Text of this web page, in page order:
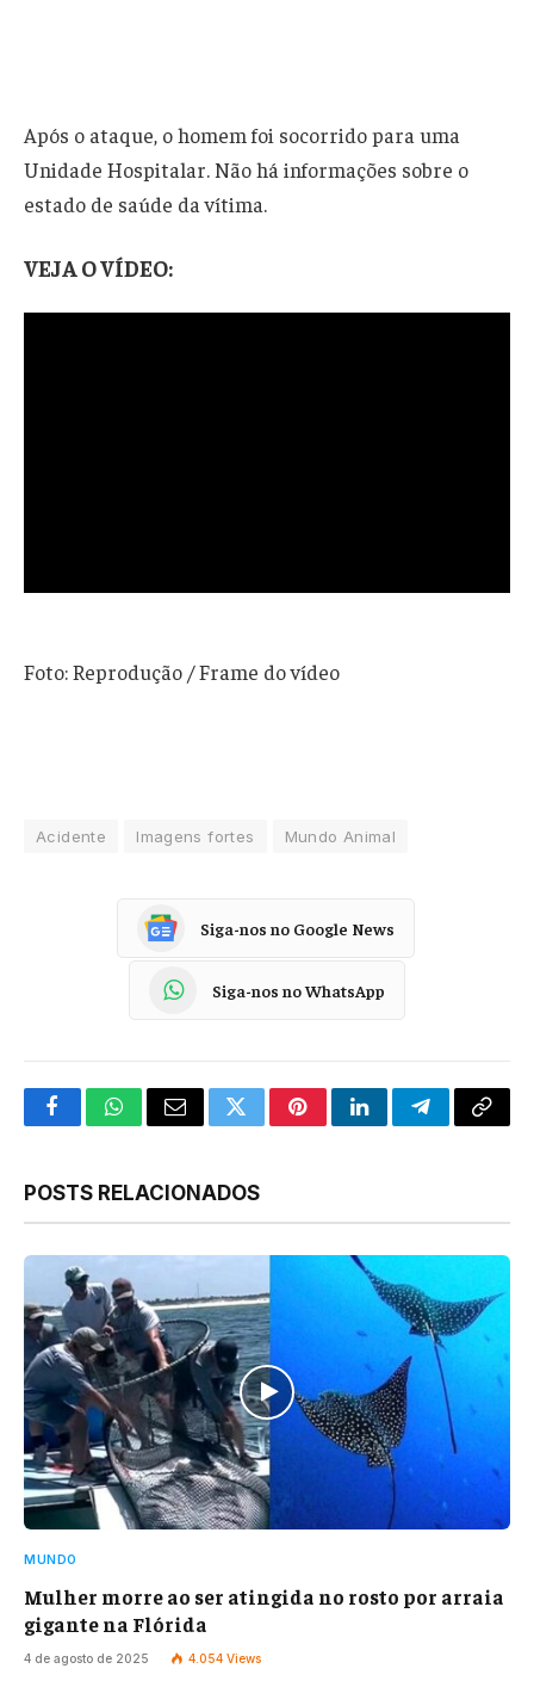
Após o ataque, o homem foi socorrido para uma
Unidade Hospitalar. Não há informações sobre o
estado de saúde da vítima.
VEJA O VÍDEO:
Foto: Reprodução / Frame do vídeo
Acidente Imagens fortes Mundo Animal
Siga-nos no Google News
Siga-nos no WhatsApp
FacebookWhatsApp
Email TwitterPinterestLinkedInTelegramCopy
POSTS RELACIONADOS
MUNDO
Mulher morre ao ser atingida no rosto por arraia
gigante na Flórida
4 de agosto de 2025 4.054 Views